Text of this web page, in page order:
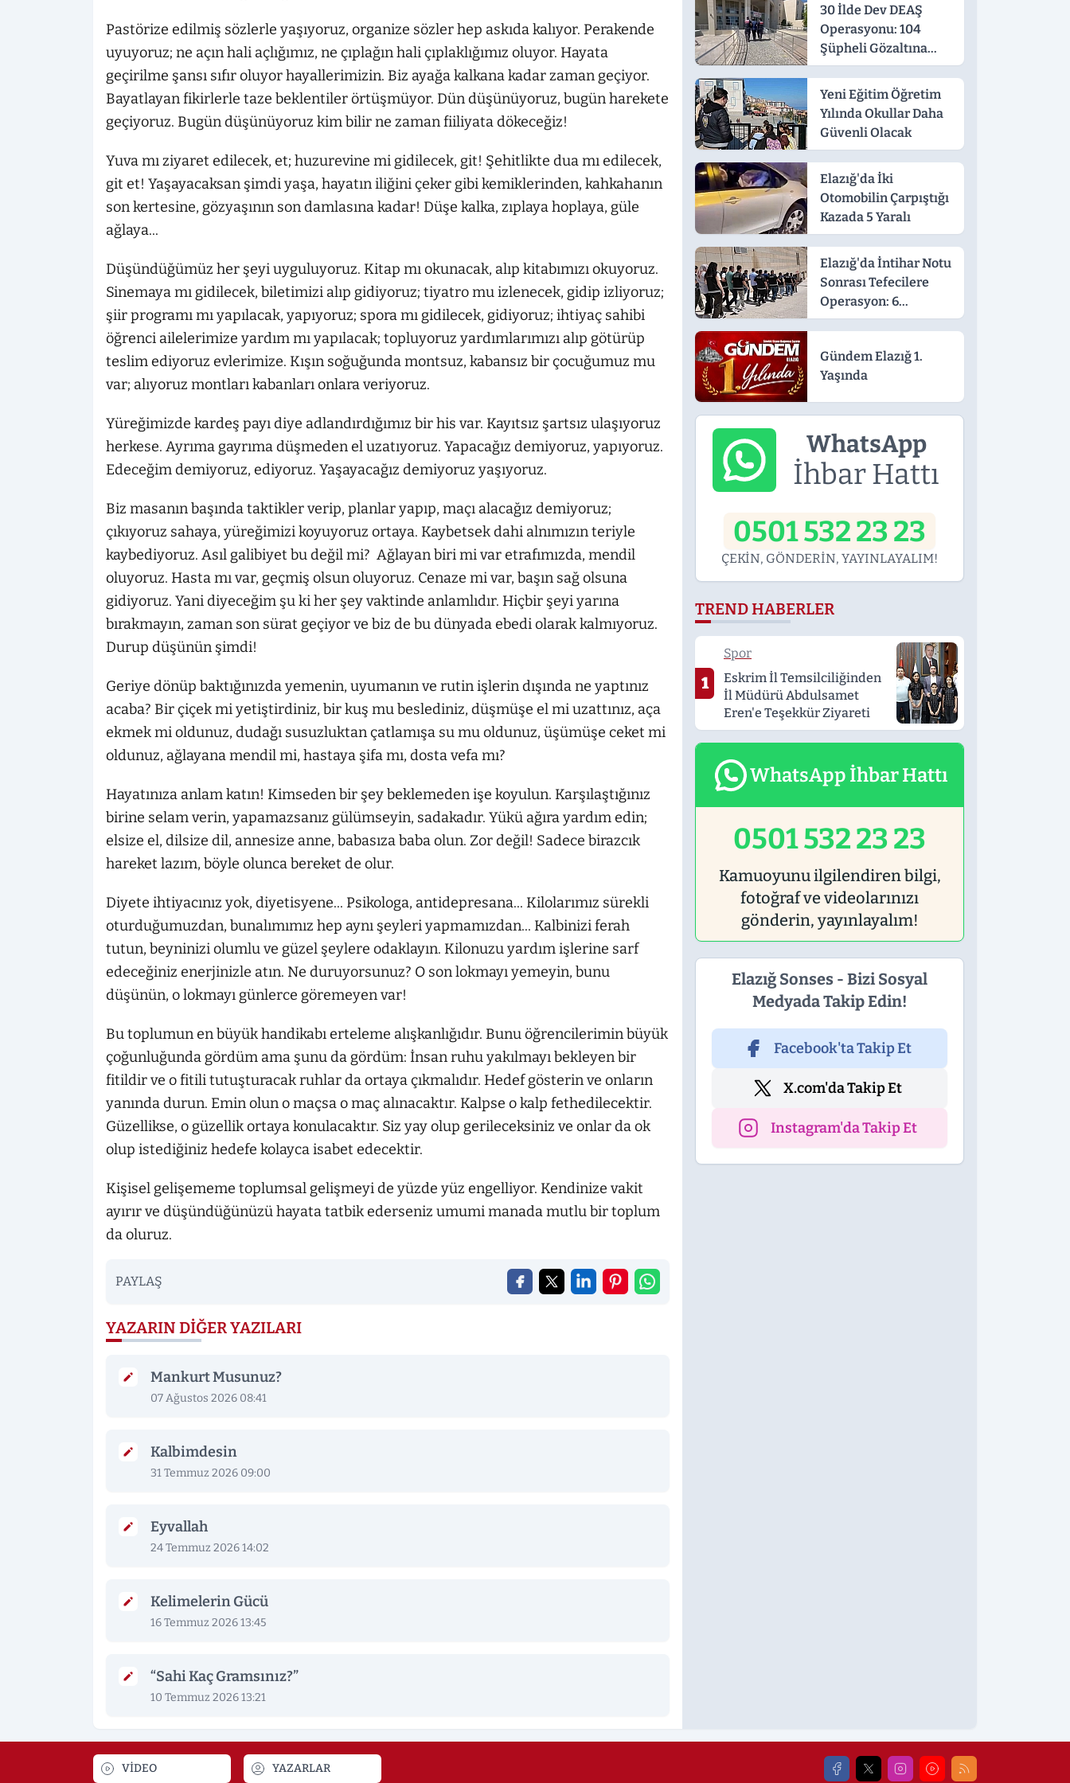
Pastörize edilmiş sözlerle yaşıyoruz, organize sözler hep askıda kalıyor. Perakende
uyuyoruz; ne açın hali açlığımız, ne çıplağın hali çıplaklığımız oluyor. Hayata
geçirilme şansı sıfır oluyor hayallerimizin. Biz ayağa kalkana kadar zaman geçiyor.
Bayatlayan fikirlerle taze beklentiler örtüşmüyor. Dün düşünüyoruz, bugün harekete
geçiyoruz. Bugün düşünüyoruz kim bilir ne zaman fiiliyata dökeceğiz!
Yuva mı ziyaret edilecek, et; huzurevine mi gidilecek, git! Şehitlikte dua mı edilecek,
git et! Yaşayacaksan şimdi yaşa, hayatın iliğini çeker gibi kemiklerinden, kahkahanın
son kertesine, gözyaşının son damlasına kadar! Düşe kalka, zıplaya hoplaya, güle
ağlaya...
Düşündüğümüz her şeyi uyguluyoruz. Kitap mı okunacak, alıp kitabımızı okuyoruz.
Sinemaya mı gidilecek, biletimizi alıp gidiyoruz; tiyatro mu izlenecek, gidip izliyoruz;
şiir programı mı yapılacak, yapıyoruz; spora mı gidilecek, gidiyoruz; ihtiyaç sahibi
öğrenci ailelerimize yardım mı yapılacak; topluyoruz yardımlarımızı alıp götürüp
teslim ediyoruz evlerimize. Kışın soğuğunda montsuz, kabansız bir çocuğumuz mu
var; alıyoruz montları kabanları onlara veriyoruz.
Yüreğimizde kardeş payı diye adlandırdığımız bir his var. Kayıtsız şartsız ulaşıyoruz
herkese. Ayrıma gayrıma düşmeden el uzatıyoruz. Yapacağız demiyoruz, yapıyoruz.
Edeceğim demiyoruz, ediyoruz. Yaşayacağız demiyoruz yaşıyoruz.
Biz masanın başında taktikler verip, planlar yapıp, maçı alacağız demiyoruz;
çıkıyoruz sahaya, yüreğimizi koyuyoruz ortaya. Kaybetsek dahi alnımızın teriyle
kaybediyoruz. Asıl galibiyet bu değil mi? Ağlayan biri mi var etrafımızda, mendil
oluyoruz. Hasta mı var, geçmiş olsun oluyoruz. Cenaze mi var, başın sağ olsuna
gidiyoruz. Yani diyeceğim şu ki her şey vaktinde anlamlıdır. Hiçbir şeyi yarına
bırakmayın, zaman son sürat geçiyor ve biz de bu dünyada ebedi olarak kalmıyoruz.
Durup düşünün şimdi!
Geriye dönüp baktığınızda yemenin, uyumanın ve rutin işlerin dışında ne yaptınız
acaba? Bir çiçek mi yetiştirdiniz, bir kuş mu beslediniz, düşmüşe el mi uzattınız, aça
ekmek mi oldunuz, dudağı susuzluktan çatlamışa su mu oldunuz, üşümüşe ceket mi
oldunuz, ağlayana mendil mi, hastaya şifa mı, dosta vefa mı?
Hayatınıza anlam katın! Kimseden bir şey beklemeden işe koyulun. Karşılaştığınız
birine selam verin, yapamazsanız gülümseyin, sadakadır. Yükü ağıra yardım edin;
elsize el, dilsize dil, annesize anne, babasıza baba olun. Zor değil! Sadece birazcık
hareket lazım, böyle olunca bereket de olur.
Diyete ihtiyacınız yok, diyetisyene... Psikologa, antidepresana... Kilolarımız sürekli
oturduğumuzdan, bunalımımız hep aynı şeyleri yapmamızdan... Kalbinizi ferah
tutun, beyninizi olumlu ve güzel şeylere odaklayın. Kilonuzu yardım işlerine sarf
edeceğiniz enerjinizle atın. Ne duruyorsunuz? O son lokmayı yemeyin, bunu
düşünün, o lokmayı günlerce göremeyen var!
Bu toplumun en büyük handikabı erteleme alışkanlığıdır. Bunu öğrencilerimin büyük
çoğunluğunda gördüm ama şunu da gördüm: İnsan ruhu yakılmayı bekleyen bir
fitildir ve o fitili tutuşturacak ruhlar da ortaya çıkmalıdır. Hedef gösterin ve onların
yanında durun. Emin olun o maçsa o maç alınacaktır. Kalpse o kalp fethedilecektir.
Güzellikse, o güzellik ortaya konulacaktır. Siz yay olup gerileceksiniz ve onlar da ok
olup istediğiniz hedefe kolayca isabet edecektir.
Kişisel gelişememe toplumsal gelişmeyi de yüzde yüz engelliyor. Kendinize vakit
ayırır ve düşündüğünüzü hayata tatbik ederseniz umumi manada mutlu bir toplum
da oluruz.
PAYLAŞ
YAZARIN DIĞER YAZILARI
Mankurt Musunuz?
07 Ağustos 2026 08:41
Kalbimdesin
31 Temmuz 2026 09:00
Eyvallah
24 Temmuz 2026 14:02
Kelimelerin Gücü
16 Temmuz 2026 13:45
“Sahi Kaç Gramsınız?”
10 Temmuz 2026 13:21
30 İlde Dev DEAŞ
Operasyonu: 104
Şüpheli Gözaltına
Alındı
Yeni Eğitim Öğretim
Yılında Okullar Daha
Güvenli Olacak
Elazığ'da İki
Otomobilin Çarpıştığı
Kazada 5 Yaralı
Elazığ'da İntihar Notu
Sonrası Tefecilere
Operasyon: 6
Tutuklama
Gündem Elazığ 1.
Yaşında
WhatsApp
İhbar Hattı
0501 532 23 23
ÇEKİN, GÖNDERİN, YAYINLAYALIM!
TREND HABERLER
1
Spor
Eskrim İl Temsilciliğinden
İl Müdürü Abdulsamet
Eren'e Teşekkür Ziyareti
WhatsApp İhbar Hattı
0501 532 23 23
Kamuoyunu ilgilendiren bilgi,
fotoğraf ve videolarınızı
gönderin, yayınlayalım!
Elazığ Sonses - Bizi Sosyal
Medyada Takip Edin!
Facebook'ta Takip Et
X.com'da Takip Et
Instagram'da Takip Et
VİDEO YAZARLAR